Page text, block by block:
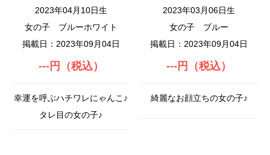
2023年04月10日生
女の子
ブルーホワイト
掲載日：2023年09月04日
---円（税込）
幸運を呼ぶハチワレにゃんこ♪
タレ目の女の子♪
2023年03月06日生
女の子
ブルー
掲載日：2023年09月04日
---円（税込）
綺麗なお顔立ちの女の子♪